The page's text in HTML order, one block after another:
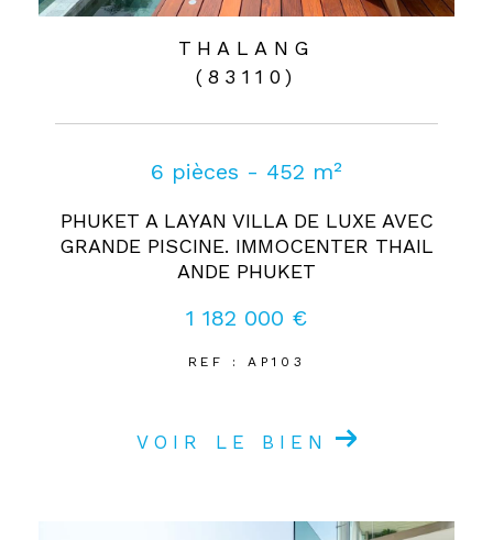
THALANG
(83110)
6 pièces - 452 m²
PHUKET A LAYAN VILLA DE LUXE AVEC
GRANDE PISCINE. IMMOCENTER THAIL
ANDE PHUKET
1 182 000 €
REF : AP103
VOIR LE BIEN